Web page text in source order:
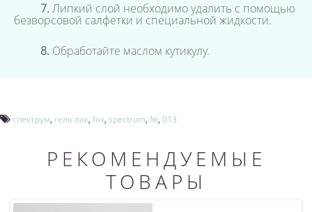
7. Липкий слой необходимо удалить с помощью
безворсовой салфетки и специальной жидкости.
8. Обработайте маслом кутикулу.
спектрум, гель лак, fox, spectrum, №, 013
РЕКОМЕНДУЕМЫЕ
ТОВАРЫ